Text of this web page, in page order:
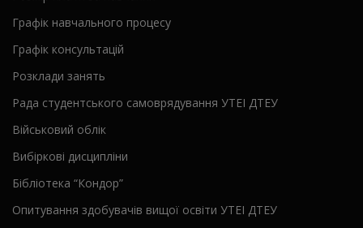
Графік навчального процесу
Графік консультацій
Розклади занять
Рада студентського самоврядування УТЕІ ДТЕУ
Військовий облік
Вибіркові дисципліни
Бібліотека “Кондор”
Опитування здобувачів вищої освіти УТЕІ ДТЕУ